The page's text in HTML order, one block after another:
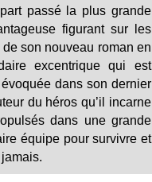
passé la plus grande
figurant sur les
son nouveau roman en
excentrique qui est
dans son dernier
du héros qu’il incarne
dans une grande
équipe pour survivre et